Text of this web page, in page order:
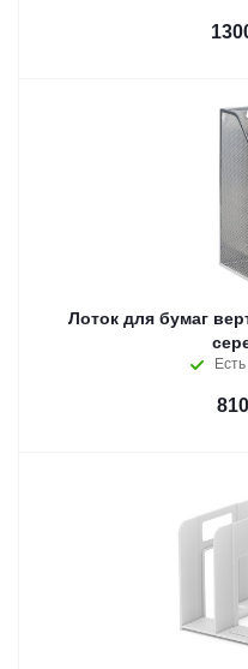
Лоток для бумаг
810